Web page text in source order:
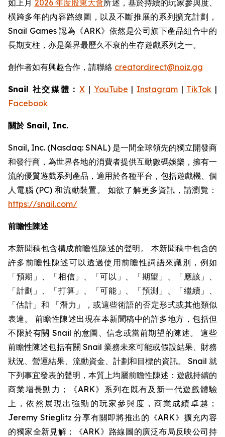
如上月 2026 年度股東大會所述，基於持續的玩家參與度、
橫跨多年的內容路線圖，以及不斷推展的系列擴充計劃，
Snail Games 認為《ARK》依然是公司旗下產品組合中的
長期支柱，亦是業界最歷久不衰的生存遊戲系列之一。
創作者如有興趣合作，請聯絡 creatordirect@noiz.gg
Snail 社交媒體：X | YouTube | Instagram| TikTok |
Facebook
關於 Snail, Inc.
Snail, Inc. (Nasdaq: SNAL) 是一間全球領先的獨立開發商
和發行商，為世界各地的消費者提供互動數碼娛樂，擁有一
流的優質遊戲系列產品，適用於各種平台，包括遊戲機、個
人電腦 (PC) 和流動裝置。 如欲了解更多資訊，請瀏覽：
https://snail.com/
前瞻性陳述
本新聞稿包含構成前瞻性陳述的聲明。 本新聞稿中包含的
許多前瞻性陳述可以透過使用前瞻性詞語來識別，例如
「預期」、「相信」、「可以」、「期望」、「應該」、
「計劃」、「打算」、「可能」、「預測」、「繼續」、
「估計」和 「潛力」，或這些術語的否定形式或其他類似
表達。 前瞻性陳述出現在本新聞稿中的許多地方，包括但
不限於有關 Snail 的意圖、信念或當前期望的陳述。 這些
前瞻性陳述包括有關 Snail 業務未來可能或假設結果、財務
狀況、營運結果、流動資金、計劃和目標的資訊。 Snail 就
下列事宜發表的聲明，本質上均屬前瞻性陳述：遊戲持續的
商業增長動力；《ARK》系列在既有及新一代遊戲體驗
上，依然展現出強勁的玩家參與度，商業成績卓越；
Jeremy Stieglitz 分享有關即將推出的《ARK》擴充內容
的獨家全新見解；《ARK》路線圖的廣泛布局反映公司持